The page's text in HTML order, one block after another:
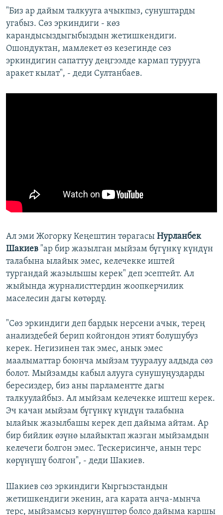
"Биз ар дайым талкууга ачыкпыз, сунуштарды
угабыз. Сөз эркиндиги - көз
карандысыздыгыбыздын жетишкендиги.
Ошондуктан, мамлекет өз кезегинде сөз
эркиндигин сапаттуу деңгээлде кармап турууга
аракет кылат", - деди Султанбаев.
Ал эми Жогорку Кеңештин төрагасы Нурланбек
Шакиев "ар бир жазылган мыйзам бүгүнкү күндүн
талабына ылайык эмес, келечекке иштей
тургандай жазылышы керек" деп эсептейт. Ал
жыйында журналисттердин жоопкерчилик
маселесин дагы көтөрдү.
"Сөз эркиндиги деп бардык нерсени ачык, терең
анализдебей берип койгондон этият болушубуз
керек. Негизинен так эмес, анык эмес
маалыматтар боюнча мыйзам тууралуу алдыда сөз
болот. Мыйзамды кабыл алууга сунушуңуздарды
бересиздер, биз аны парламентте дагы
талкуулайбыз. Ал мыйзам келечекке иштеш керек.
Эч качан мыйзам бүгүнкү күндүн талабына
ылайык жазылбашы керек деп дайыма айтам. Ар
бир бийлик өзүнө ылайыктап жазган мыйзамдын
келечеги болгон эмес. Тескерисинче, анын терс
көрүнүшү болгон", - деди Шакиев.
Шакиев сөз эркиндиги Кыргызстандын
жетишкендиги экенин, ага карата анча-мынча
терс, мыйзамсыз көрүнүштөр болсо дайыма каршы